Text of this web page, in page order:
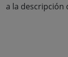
a la descripción